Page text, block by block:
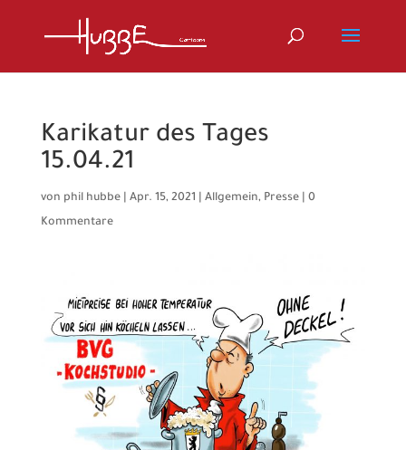
Karikatur des Tages
15.04.21
von phil hubbe| Apr. 15, 2021 Allgemein, Presse| 0
Kommentare